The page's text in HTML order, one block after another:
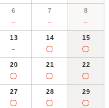
6
－
7
－
8
－
13
－
14
◯
15
◯
20
◯
21
◯
22
◯
27
◯
28
◯
29
◯